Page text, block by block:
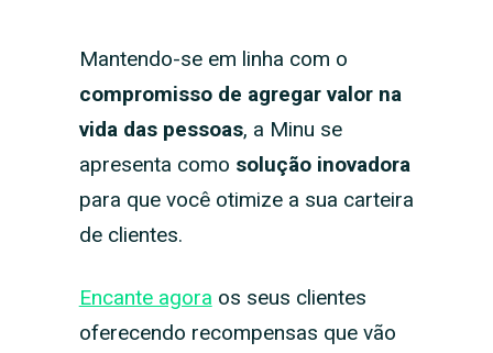
Mantendo-se em linha com o
compromisso de agregar valor na
vida das pessoas, a Minu se
apresenta como solução inovadora
para que você otimize a sua carteira
de clientes.
Encante agora os seus clientes
oferecendo recompensas que vão